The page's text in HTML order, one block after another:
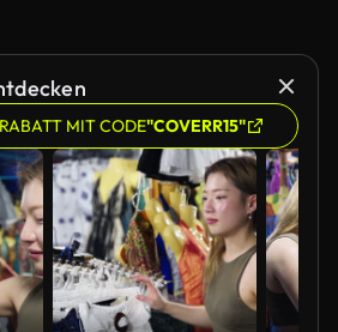
MIT CODE"COVERR15"